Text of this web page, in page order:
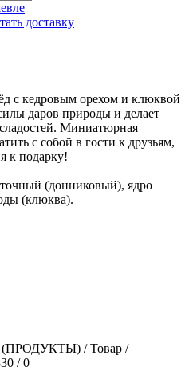
доставку
с кедровым орехом и клюквой
даров природы и делает
Миниатюрная
с собой в гости к друзьям,
к подарку!
(донниковый), ядро
(клюква).
(ПРОДУКТЫ) / Товар /
/ 0